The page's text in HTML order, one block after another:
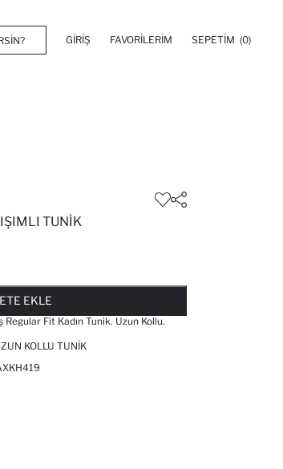
GIRIŞ FAVORILERIM SEPETIM (0)
TUNIK
EKLE
Regular Fit Kadın Tunik. Uzun Kollu.
KOLLU TUNIK